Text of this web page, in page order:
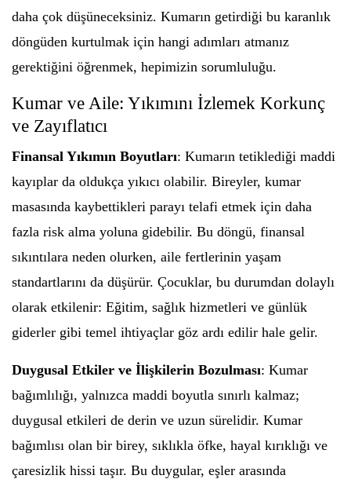
daha çok düşüneceksiniz. Kumarın getirdiği bu karanlık
döngüden kurtulmak için hangi adımları atmanız
gerektiğini öğrenmek, hepimizin sorumluluğu.
Kumar ve Aile: Yıkımını İzlemek Korkunç
ve Zayıflatıcı
Finansal Yıkımın Boyutları: Kumarın tetiklediği maddi
kayıplar da oldukça yıkıcı olabilir. Bireyler, kumar
masasında kaybettikleri parayı telafi etmek için daha
fazla risk alma yoluna gidebilir. Bu döngü, finansal
sıkıntılara neden olurken, aile fertlerinin yaşam
standartlarını da düşürür. Çocuklar, bu durumdan dolaylı
olarak etkilenir: Eğitim, sağlık hizmetleri ve günlük
giderler gibi temel ihtiyaçlar göz ardı edilir hale gelir.
Duygusal Etkiler ve İlişkilerin Bozulması: Kumar
bağımlılığı, yalnızca maddi boyutla sınırlı kalmaz;
duygusal etkileri de derin ve uzun sürelidir. Kumar
bağımlısı olan bir birey, sıklıkla öfke, hayal kırıklığı ve
çaresizlik hissi taşır. Bu duygular, eşler arasında